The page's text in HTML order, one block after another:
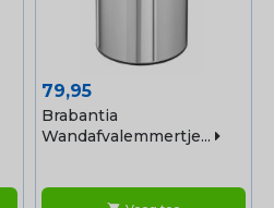
Prijs
79,95
Brabantia
Wandafvalemmertje...